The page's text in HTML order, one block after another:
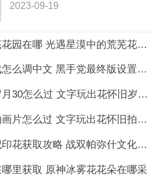
2023-09-19
光遇星漠中的荒芜花园在哪 光遇星漠中的荒芜花园怎么找
黑手党最终版游戏怎么调中文 黑手党最终版设置中文方法
文字玩出花怀旧岁月30怎么过 文字玩出花怀旧岁月30通关攻略
文字玩出花怀旧拍画片怎么过 文字玩出花怀旧拍画片通关攻略
战双帕弥什文化纪印花获取攻略 战双帕弥什文化纪印花如何获得
里获取 原神冰雾花花朵在哪采